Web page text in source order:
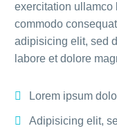
exercitation ullamco
commodo
adipisicing elit, sed
labore et dolore
Lorem ipsum
Adipisicing elit,